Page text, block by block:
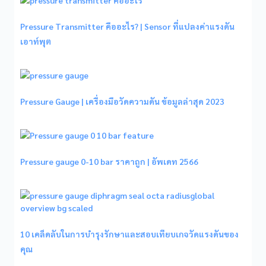
Pressure Transmitter คืออะไร? | Sensor ที่แปลงค่าแรงดัน
เอาท์พุต
Pressure Gauge | เครื่องมือวัดความดัน ข้อมูลล่าสุด 2023
Pressure gauge 0-10 bar ราคาถูก | อัพเดท 2566
10 เคล็ดลับในการบำรุงรักษาและสอบเทียบเกจวัดแรงดันของ
คุณ